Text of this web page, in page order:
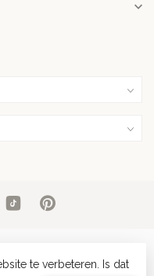
byLightspeed-
te verbeteren. Is dat